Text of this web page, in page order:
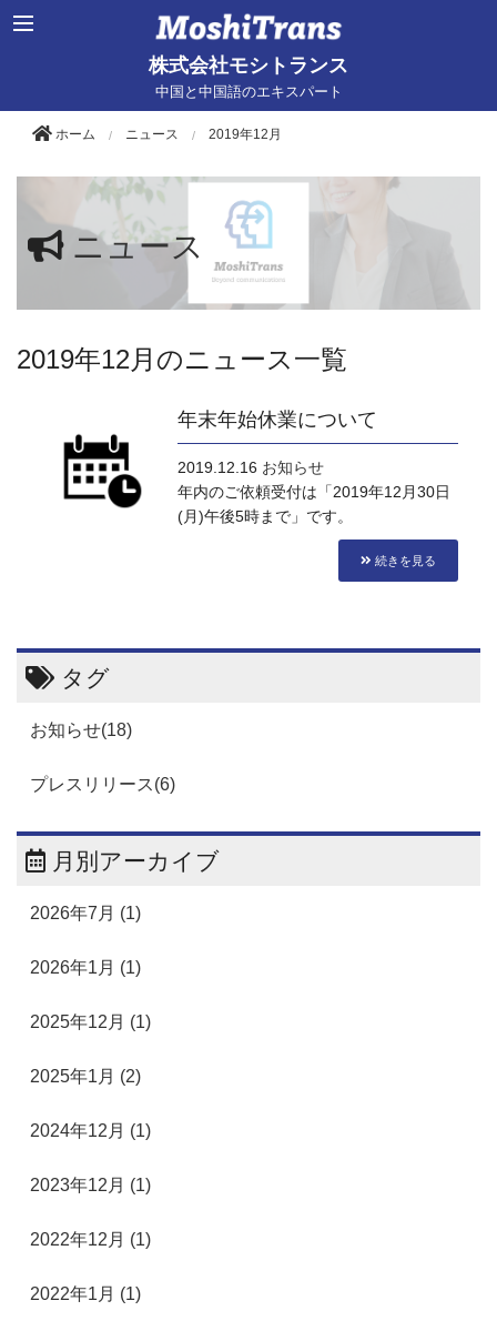
株式会社モシトランス
中国と中国語のエキスパート
ホーム ニュース 2019年12月
ニュース
2019年12月のニュース一覧
年末年始休業について
2019.12.16 お知らせ
年内のご依頼受付は「2019年12月30日
(月)午後5時まで」です。
続きを見る
タグ
お知らせ(18)
プレスリリース(6)
月別アーカイブ
2026年7月 (1)
2026年1月 (1)
2025年12月 (1)
2025年1月 (2)
2024年12月 (1)
2023年12月 (1)
2022年12月 (1)
2022年1月 (1)